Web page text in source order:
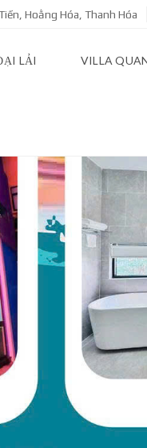
Hoằng Hóa, Thanh Hóa
LẢI VILLA